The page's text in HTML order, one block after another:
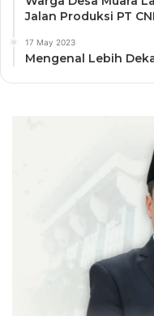
Jalan Produksi PT CNI
17 May 2023
Mengenal Lebih